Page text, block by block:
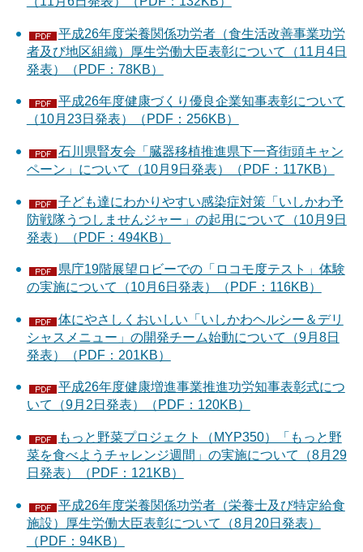
平成26年度栄養関係功労者（食生活改善事業功労
者及び地区組織）厚生労働大臣表彰について（11月4日
発表）（PDF：78KB）
平成26年度健康づくり優良企業知事表彰について
（10月23日発表）（PDF：256KB）
石川県腎友会「臓器移植推進県下一斉街頭キャン
ペーン」について（10月9日発表）（PDF：117KB）
子ども達にわかりやすい感染症対策「いしかわ予
防戦隊うつしませんジャー」の起用について（10月9日
発表）（PDF：494KB）
県庁19階展望ロビーでの「ロコモ度テスト」体験
の実施について（10月6日発表）（PDF：116KB）
体にやさしくおいしい「いしかわヘルシー＆デリ
シャスメニュー」の開発チーム始動について（9月8日
発表）（PDF：201KB）
平成26年度健康増進事業推進功労知事表彰式につ
いて（9月2日発表）（PDF：120KB）
もっと野菜プロジェクト（MYP350）「もっと野
菜を食べようチャレンジ週間」の実施について（8月29
日発表）（PDF：121KB）
平成26年度栄養関係功労者（栄養士及び特定給食
施設）厚生労働大臣表彰について（8月20日発表）
（PDF：94KB）